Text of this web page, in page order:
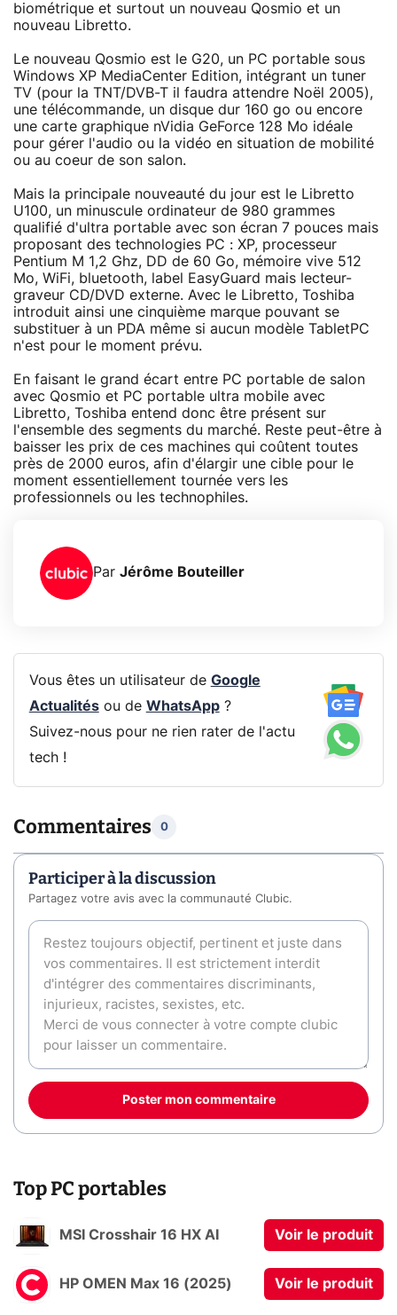
biométrique et surtout un nouveau Qosmio et un
nouveau Libretto.
Le nouveau Qosmio est le G20, un PC portable sous
Windows XP MediaCenter Edition, intégrant un tuner
TV (pour la TNT/DVB-T il faudra attendre Noël 2005),
une télécommande, un disque dur 160 go ou encore
une carte graphique nVidia GeForce 128 Mo idéale
pour gérer l'audio ou la vidéo en situation de mobilité
ou au coeur de son salon.
Mais la principale nouveauté du jour est le Libretto
U100, un minuscule ordinateur de 980 grammes
qualifié d'ultra portable avec son écran 7 pouces mais
proposant des technologies PC : XP, processeur
Pentium M 1,2 Ghz, DD de 60 Go, mémoire vive 512
Mo, WiFi, bluetooth, label EasyGuard mais lecteur-
graveur CD/DVD externe. Avec le Libretto, Toshiba
introduit ainsi une cinquième marque pouvant se
substituer à un PDA même si aucun modèle TabletPC
n'est pour le moment prévu.
En faisant le grand écart entre PC portable de salon
avec Qosmio et PC portable ultra mobile avec
Libretto, Toshiba entend donc être présent sur
l'ensemble des segments du marché. Reste peut-être à
baisser les prix de ces machines qui coûtent toutes
près de 2000 euros, afin d'élargir une cible pour le
moment essentiellement tournée vers les
professionnels ou les technophiles.
Par Jérôme Bouteiller
Vous êtes un utilisateur de Google
Actualitésou de WhatsApp?
Suivez-nous pour ne rien rater de l'actu
tech !
Commentaires 0
Participer à la discussion
Partagez votre avis avec la communauté Clubic.
Poster mon commentaire
Top PC portables
MSI Crosshair 16 HX AI Voir le produit
HP OMEN Max 16 (2025) Voir le produit